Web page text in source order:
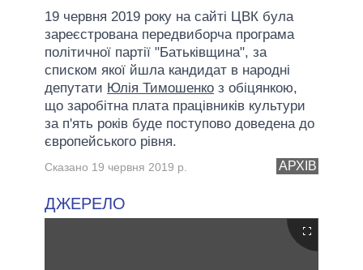
19 червня 2019 року на сайті ЦВК була
зареєстрована передвиборча програма
політичної партії "Батьківщина", за
списком якої йшла кандидат в народні
депутати Юлія Тимошенко з обіцянкою,
що заробітна плата працівників культури
за п'ять років буде поступово доведена до
європейського рівня.
АРХІВ
Сказано 19 червня 2019 р.
ДЖЕРЕЛО